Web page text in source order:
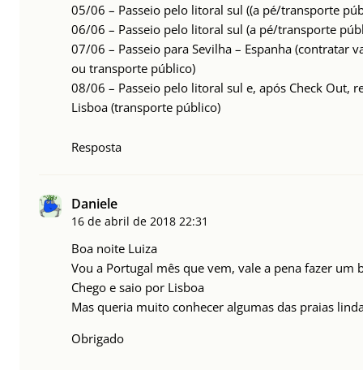
05/06 – Passeio pelo litoral sul ((a pé/transporte
06/06 – Passeio pelo litoral sul (a pé/transporte
07/06 – Passeio para Sevilha – Espanha (contratar
ou transporte público)
08/06 – Passeio pelo litoral sul e, após Check Out,
Lisboa (transporte público)
Resposta
Daniele
16 de abril de 2018 22:31
Boa noite Luiza
Vou a Portugal mês que vem, vale a pena fazer um
Chego e saio por Lisboa
Mas queria muito conhecer algumas das praias
Obrigado